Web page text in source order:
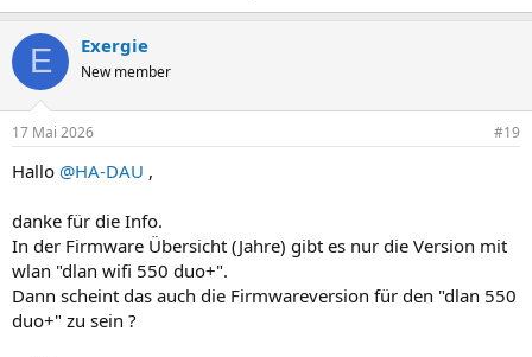
E Exergie
New member
17 Mai 2026 #19
Hallo @HA-DAU ,
danke für die Info.
In der Firmware Übersicht (Jahre) gibt es nur die Version mit
wlan "dlan wifi 550 duo+".
Dann scheint das auch die Firmwareversion für den "dlan 550
duo+" zu sein ?